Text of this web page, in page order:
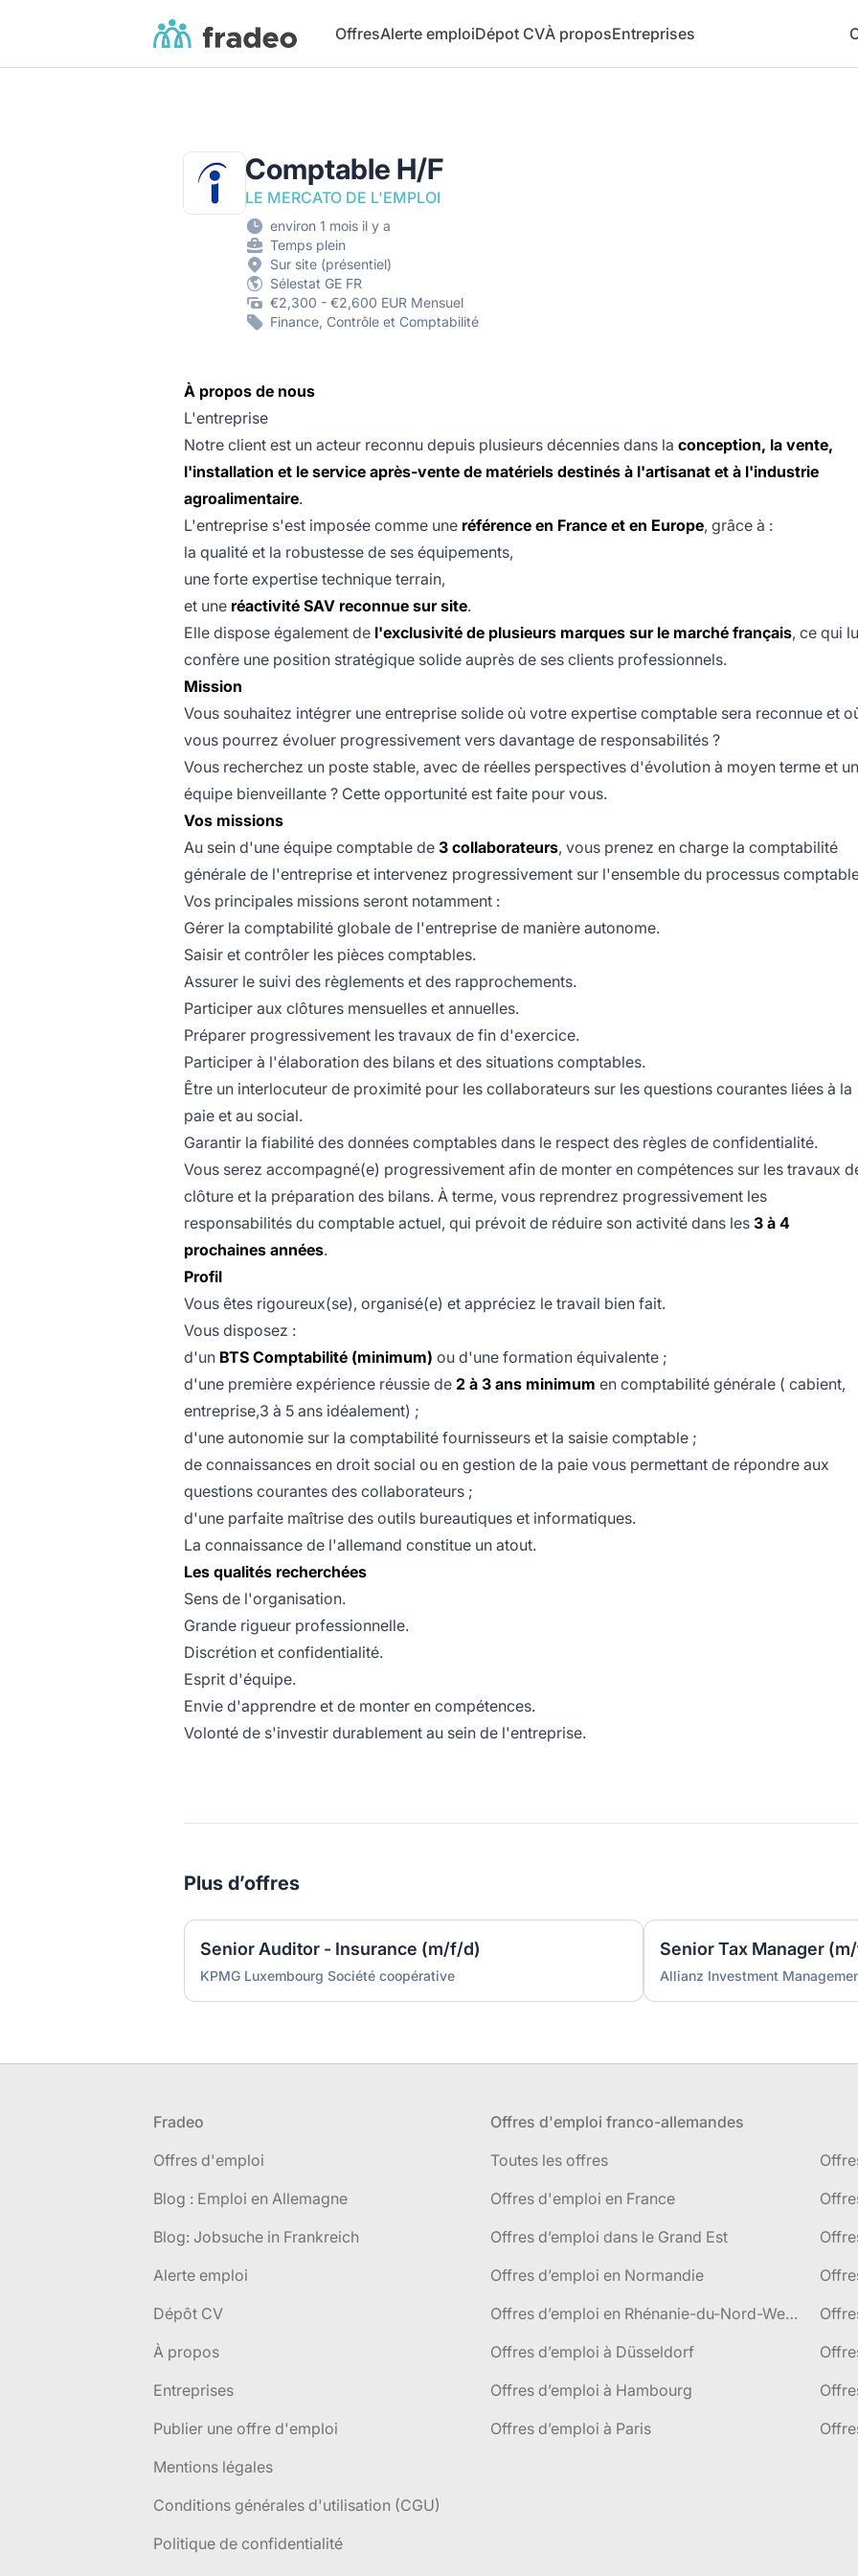
Fradeo OffresAlerte emploiDépot CVÀ proposEntreprises
Comptable H/F
LE MERCATO DE L'EMPLOI
environ 1 mois il y a
Temps plein
Sur site (présentiel)
Sélestat GE FR
€2,300 - €2,600 EUR Mensuel
Finance, Contrôle et Comptabilité
À propos de nous
L'entreprise
Notre client est un acteur reconnu depuis plusieurs décennies dans la conception, la vente,
l'installation et le service après-vente de matériels destinés à l'artisanat et à l'industrie
agroalimentaire.
L'entreprise s'est imposée comme une référence en France et en Europe, grâce à :
la qualité et la robustesse de ses équipements,
une forte expertise technique terrain,
et une réactivité SAV reconnue sur site.
Elle dispose également de l'exclusivité de plusieurs marques sur le marché français, ce qui
confère une position stratégique solide auprès de ses clients professionnels.
Mission
Vous souhaitez intégrer une entreprise solide où votre expertise comptable sera reconnue et
vous pourrez évoluer progressivement vers davantage de responsabilités ?
Vous recherchez un poste stable, avec de réelles perspectives d'évolution à moyen terme et
équipe bienveillante ? Cette opportunité est faite pour vous.
Vos missions
Au sein d'une équipe comptable de 3 collaborateurs, vous prenez en charge la comptabilité
générale de l'entreprise et intervenez progressivement sur l'ensemble du processus
Vos principales missions seront notamment :
Gérer la comptabilité globale de l'entreprise de manière autonome.
Saisir et contrôler les pièces comptables.
Assurer le suivi des règlements et des rapprochements.
Participer aux clôtures mensuelles et annuelles.
Préparer progressivement les travaux de fin d'exercice.
Participer à l'élaboration des bilans et des situations comptables.
Être un interlocuteur de proximité pour les collaborateurs sur les questions courantes liées à la
paie et au social.
Garantir la fiabilité des données comptables dans le respect des règles de confidentialité.
Vous serez accompagné(e) progressivement afin de monter en compétences sur les travaux
clôture et la préparation des bilans. À terme, vous reprendrez progressivement les
responsabilités du comptable actuel, qui prévoit de réduire son activité dans les 3 à 4
prochaines années.
Profil
Vous êtes rigoureux(se), organisé(e) et appréciez le travail bien fait.
Vous disposez :
d'un BTS Comptabilité (minimum) ou d'une formation équivalente ;
d'une première expérience réussie de 2 à 3 ans minimum en comptabilité générale ( cabient,
entreprise,3 à 5 ans idéalement) ;
d'une autonomie sur la comptabilité fournisseurs et la saisie comptable ;
de connaissances en droit social ou en gestion de la paie vous permettant de répondre aux
questions courantes des collaborateurs ;
d'une parfaite maîtrise des outils bureautiques et informatiques.
La connaissance de l'allemand constitue un atout.
Les qualités recherchées
Sens de l'organisation.
Grande rigueur professionnelle.
Discrétion et confidentialité.
Esprit d'équipe.
Envie d'apprendre et de monter en compétences.
Volonté de s'investir durablement au sein de l'entreprise.
Plus d’offres
Senior Auditor - Insurance (m/f/d)
KPMG Luxembourg Société coopérative
Senior Tax Manager
Allianz Investment
Fradeo
Offres d'emploi
Blog : Emploi en Allemagne
Blog: Jobsuche in Frankreich
Alerte emploi
Dépôt CV
À propos
Entreprises
Publier une offre d'emploi
Mentions légales
Conditions générales d'utilisation (CGU)
Politique de confidentialité
Offres d'emploi franco-allemandes
Toutes les offres
Offres d'emploi en France
Offres d’emploi dans le Grand Est
Offres d’emploi en Normandie
Offres d’emploi en Rhénanie-du-Nord-Westphalie
Offres d’emploi à Düsseldorf
Offres d’emploi à Hambourg
Offres d’emploi à Paris